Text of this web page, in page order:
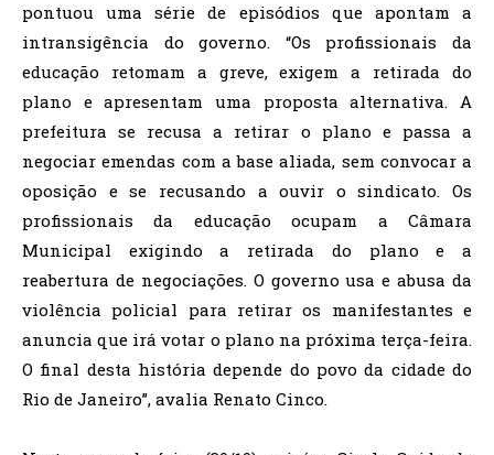
pontuou uma série de episódios que apontam a
intransigência do governo. “Os profissionais da
educação retomam a greve, exigem a retirada do
plano e apresentam uma proposta alternativa. A
prefeitura se recusa a retirar o plano e passa a
negociar emendas com a base aliada, sem convocar a
oposição e se recusando a ouvir o sindicato. Os
profissionais da educação ocupam a Câmara
Municipal exigindo a retirada do plano e a
reabertura de negociações. O governo usa e abusa da
violência policial para retirar os manifestantes e
anuncia que irá votar o plano na próxima terça-feira.
O final desta história depende do povo da cidade do
Rio de Janeiro”, avalia Renato Cinco.